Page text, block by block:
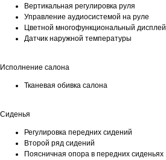
Вертикальная регулировка руля
Управление аудиосистемой на руле
Цветной многофункциональный дисплей
Датчик наружной температуры
Исполнение салона
Тканевая обивка салона
Сиденья
Регулировка передних сидений
Второй ряд сидений
Поясничная опора в передних сиденьях